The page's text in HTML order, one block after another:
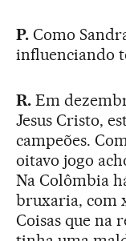
P.Como
influenciando
R.Em
Jesus Cristo,
campeões.
oitavo jogo
Na Colômbia
bruxaria, com
Coisas que na